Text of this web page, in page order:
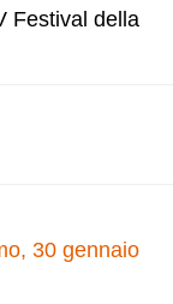
Festival della
30 gennaio